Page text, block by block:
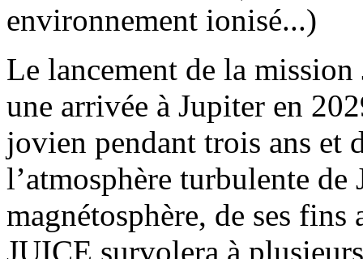
environnement ionisé...)
Le lancement de la
une arrivée à Jupiter en
jovien pendant trois ans et
l’atmosphère turbulente de
magnétosphère, de ses fins
JUICE survolera à